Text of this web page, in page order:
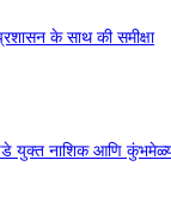
के साथ की समीक्षा
युक्त नाशिक आणि